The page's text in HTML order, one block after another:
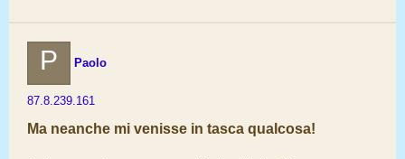
P Paolo
87.8.239.161
Ma neanche mi venisse in tasca qualcosa!